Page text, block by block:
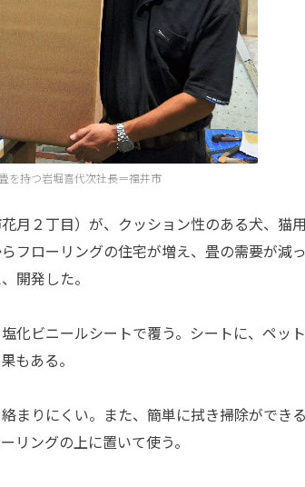
を持つ岩堀喜代次社長＝福井市
月２丁目）が、クッション性のある犬、猫
フローリングの住宅が増え、畳の需要が減
開発した。
化ビニールシートで覆う。シートに、ペッ
もある。
まりにくい。また、簡単に拭き掃除ができ
リングの上に置いて使う。